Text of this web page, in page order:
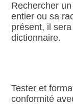
Rechercher
entier ou sa
présent, il
dictionnaire.
Tester et
conformité